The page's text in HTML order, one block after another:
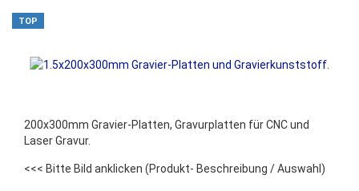
TOP
200x300mm Gravier-Platten, Gravurplatten für CNC und
Laser Gravur.
<<< Bitte Bild anklicken (Produkt- Beschreibung / Auswahl)